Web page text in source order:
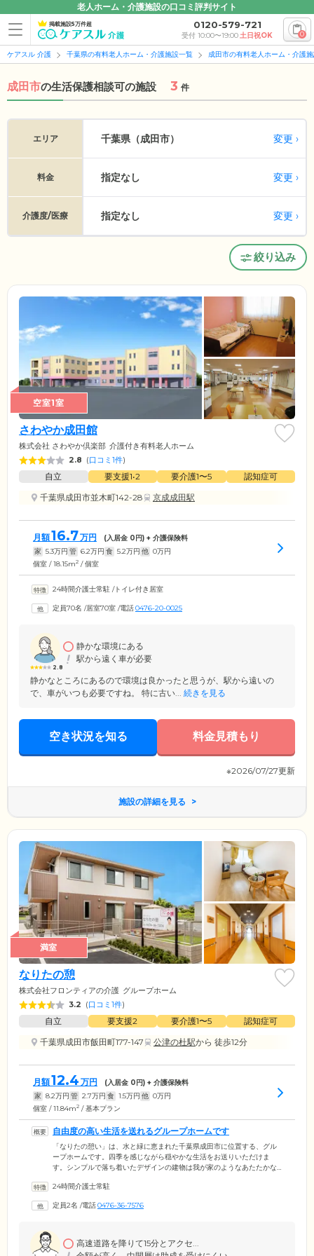
老人ホーム・介護施設の口コミ評判サイト
掲載施設5万件超 0120-579-721
受付 10:00〜19:00土日祝OK 0
ケアスル 介護 千葉県の有料老人ホーム・介護施設一覧 成田市の有料老人ホーム・介護
成田市の生活保護相談可の施設 3 件
エリア 千葉県（成田市） 変更
料金 指定なし 変更
介護度/医療 指定なし 変更
絞り込み
空室1室
さわやか成田館
株式会社 さわやか倶楽部 介護付き有料老人ホーム
2.8 (口コミ1件)
自立 要支援1•2 要介護1〜5
認知症可
千葉県成田市並木町142-28
京成成田駅
月額16.7万円 (入居金 0円) + 介護保険料
家 5.3万円 管 6.2万円 食 5.2万円 他 0万円
個室 / 18.15m2 / 個室
24時間介護士常駐 /トイレ付き居室
定員70名 /居室70室 /電話0476-20-0025
2.8
静かな環境にある
駅から遠く車が必要
静かなところにあるので環境は良かったと思うが、駅から遠いの
で、車がいつも必要ですね。 特に古い... 続きを見る
空き状況を知る 料金見積もり
※2026/07/27更新
施設の詳細を見る
満室
なりたの憩
株式会社フロンティアの介護 グループホーム
3.2 (口コミ1件)
自立 要支援2 要介護1〜5
認知症可
千葉県成田市飯田町177-147
公津の杜駅から 徒歩12分
月額12.4 万円 (入居金 0円) + 介護保険料
家 8.2万円 管 2.7万円 食 1.5万円 他 0万円
個室 / 11.84m2 / 基本プラン
自由度の高い生活を送れるグループホームです
「なりたの憩い」は、水と緑に恵まれた千葉県成田市に位置する、グル
ープホームです。四季を感じながら穏やかな生活をお送りいただけま
す。シンプルで落ち着いたデザインの建物は我が家のようなあたたかな
も安心。また、駐車場を完備しており、建物のすぐ近くまで車でお越し
天気のいい日にはご入居者様にティータイムを楽しんでいただいており
24時間介護士常駐
定員2名 /電話0476-36-7576
高速道路を降りて15分とアクセ...